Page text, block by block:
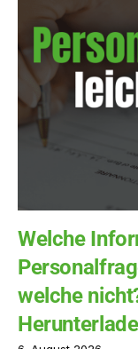
Welche
welche